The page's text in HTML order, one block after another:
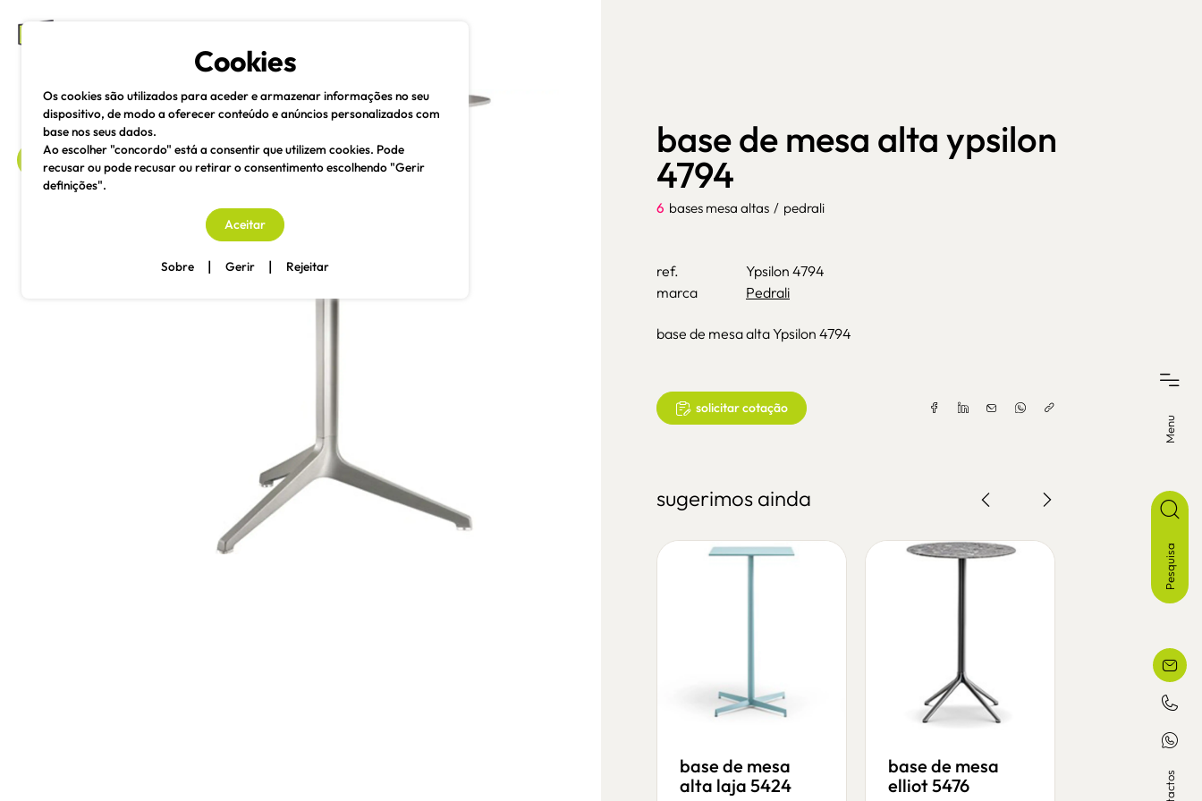
base de mesa alta ypsilon
4794
6 bases mesa altas / pedrali
ref.
Ypsilon 4794
marca
Pedrali
base de mesa alta Ypsilon 4794
solicitar cotação
sugerimos ainda
base de mesa
alta laja 5424
base de mesa
elliot 5476
Menu
Pesquisa
Cookies
Os cookies são utilizados para aceder e armazenar informações no seu
dispositivo, de modo a oferecer conteúdo e anúncios personalizados com
base nos seus dados.
Ao escolher "concordo" está a consentir que utilizem cookies. Pode
recusar ou pode recusar ou retirar o consentimento escolhendo "Gerir
definições".
Aceitar
Sobre | Gerir | Rejeitar